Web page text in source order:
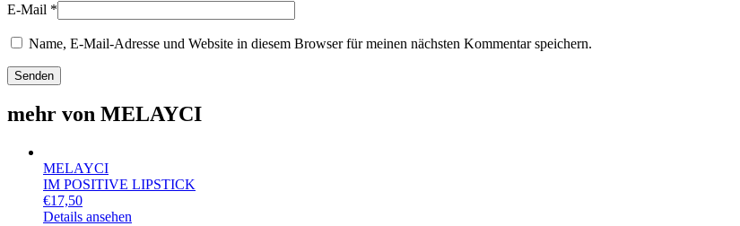
E-Mail *
Name, E-Mail-Adresse und Website in diesem Browser für meinen nächsten Kommentar speichern.
mehr von MELAYCI
MELAYCI
IM POSITIVE LIPSTICK
€17,50
Details ansehen